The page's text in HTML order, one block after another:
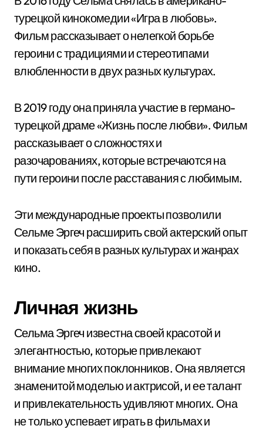
турецкой кинокомедии «Игра в любовь».
Фильм рассказывает о нелегкой борьбе
героини с традициями и стереотипами
влюбленности в двух разных культурах.
В 2019 году она приняла участие в германо-
турецкой драме «Жизнь после любви». Фильм
рассказывает о сложностях и
разочарованиях, которые встречаются на
пути героини после расставания с любимым.
Эти международные проекты позволили
Сельме Эргеч расширить свой актерский опыт
и показать себя в разных культурах и жанрах
кино.
Личная жизнь
Сельма Эргеч известна своей красотой и
элегантностью, которые привлекают
внимание многих поклонников. Она является
знаменитой моделью и актрисой, и ее талант
и привлекательность удивляют многих. Она
не только успевает играть в фильмах и